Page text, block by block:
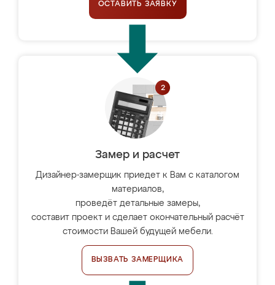
ОСТАВИТЬ ЗАЯВКУ
Замер и расчет
Дизайнер-замерщик приедет к Вам с каталогом
материалов,
проведёт детальные замеры,
составит проект и сделает окончательный расчёт
стоимости Вашей будущей мебели.
ВЫЗВАТЬ ЗАМЕРЩИКА